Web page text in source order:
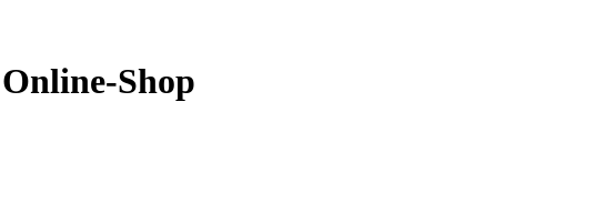
Shop